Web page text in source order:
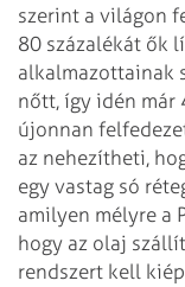
szerint a világon
80 százalékát ők
alkalmazottainak
nőtt, így idén már
újonnan
az nehezítheti,
egy vastag só
amilyen mélyre a
hogy az olaj
rendszert kell